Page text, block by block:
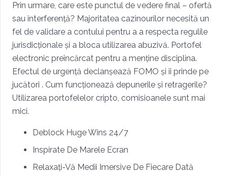
Prin urmare, care este punctul de vedere final – ofertă
sau interferență? Majoritatea cazinourilor necesită un
fel de validare a contului pentru a a respecta regulile
jurisdicționale și a bloca utilizarea abuzivă. Portofel
electronic preîncărcat pentru a menține disciplina.
Efectul de urgență declanșează FOMO și îi prinde pe
jucători . Cum funcționează depunerile și retragerile?
Utilizarea portofelelor cripto, comisioanele sunt mai
mici.
Deblock Huge Wins 24/7
Inspirate De Marele Ecran
Relaxați-Vă Medii Imersive De Fiecare Dată